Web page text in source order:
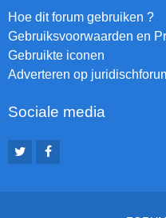
Hoe dit forum gebruiken ?
Gebruiksvoorwaarden en
Gebruikte iconen
Adverteren op
Sociale media